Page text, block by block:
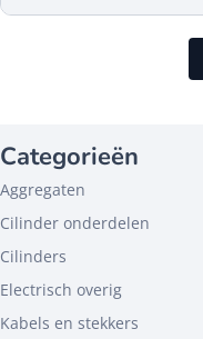
Categorieën
Aggregaten
Cilinder onderdelen
Cilinders
Electrisch overig
Kabels en stekkers